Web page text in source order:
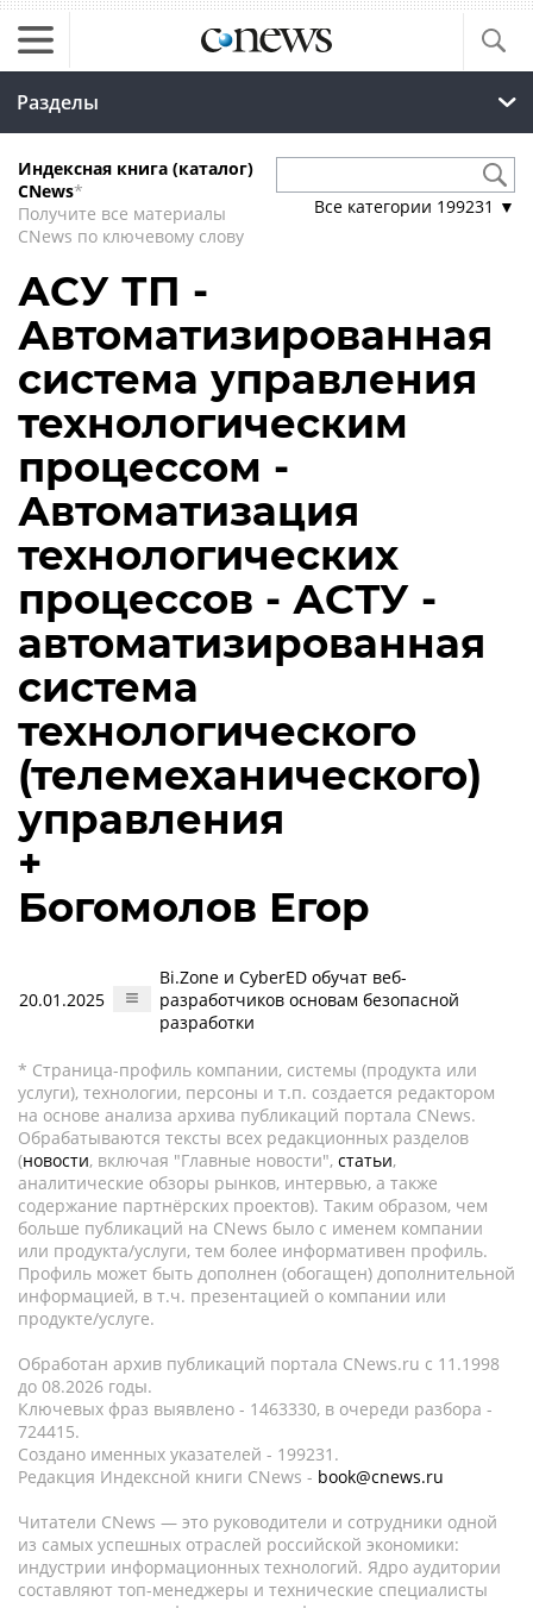
Разделы
Индексная книга (каталог)
CNews*
Получите все материалы
CNews по ключевому слову
Все категории 199231 ▼
АСУ ТП -
Автоматизированная
система управления
технологическим
процессом -
Автоматизация
технологических
процессов - АСТУ -
автоматизированная
система
технологического
(телемеханического)
управления
+
Богомолов Егор
20.01.2025
Bi.Zone и CyberED обучат веб-
разработчиков основам безопасной
разработки
* Страница-профиль компании, системы (продукта или
услуги), технологии, персоны и т.п. создается редактором
на основе анализа архива публикаций портала CNews.
Обрабатываются тексты всех редакционных разделов
(новости, включая "Главные новости", статьи,
аналитические обзоры рынков, интервью, а также
содержание партнёрских проектов). Таким образом, чем
больше публикаций на CNews было с именем компании
или продукта/услуги, тем более информативен профиль.
Профиль может быть дополнен (обогащен) дополнительной
информацией, в т.ч. презентацией о компании или
продукте/услуге.
Обработан архив публикаций портала CNews.ru c 11.1998
до 08.2026 годы.
Ключевых фраз выявлено - 1463330, в очереди разбора -
724415.
Создано именных указателей - 199231.
Редакция Индексной книги CNews - book@cnews.ru
Читатели CNews — это руководители и сотрудники одной
из самых успешных отраслей российской экономики:
индустрии информационных технологий. Ядро аудитории
составляют топ-менеджеры и технические специалисты